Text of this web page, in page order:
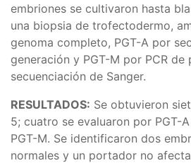
embriones se cultivaron hasta
una biopsia de trofectodermo,
genoma completo, PGT-A por
generación y PGT-M por PCR de
secuenciación de Sanger.
RESULTADOS: Se obtuvieron
5; cuatro se evaluaron por PGT-
PGT-M. Se identificaron dos
normales y un portador no